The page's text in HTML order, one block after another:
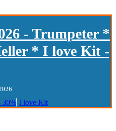
- Trumpeter *
* I love Kit -
30% I love Kit